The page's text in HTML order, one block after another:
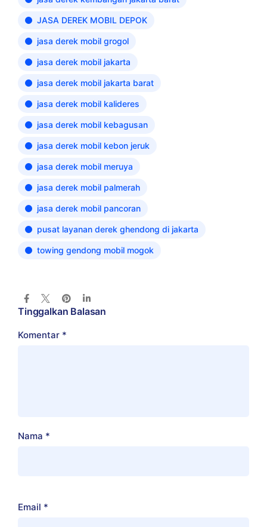
JASA DEREK MOBIL DEPOK
jasa derek mobil grogol
jasa derek mobil jakarta
jasa derek mobil jakarta barat
jasa derek mobil kalideres
jasa derek mobil kebagusan
jasa derek mobil kebon jeruk
jasa derek mobil meruya
jasa derek mobil palmerah
jasa derek mobil pancoran
pusat layanan derek ghendong di jakarta
towing gendong mobil mogok
Tinggalkan Balasan
Komentar *
Nama *
Email *